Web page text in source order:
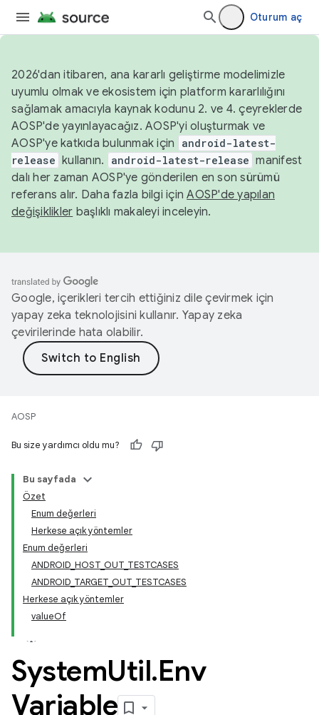
Oturum aç
2026'dan itibaren, ana kararlı geliştirme modelimizle
uyumlu olmak ve ekosistem için platform kararlılığını
sağlamak amacıyla kaynak kodunu 2. ve 4. çeyreklerde
AOSP'de yayınlayacağız. AOSP'yi oluşturmak ve
AOSP'ye katkıda bulunmak için
android-latest-
release kullanın. android-latest-release manifest
dalı her zaman AOSP'ye gönderilen en son sürümü
referans alır. Daha fazla bilgi içinAOSP'de yapılan
değişiklikler başlıklı makaleyi inceleyin.
Google, içerikleri tercih ettiğiniz dile çevirmek için
yapay zeka teknolojisini kullanır. Yapay zeka
çevirilerinde hata olabilir.
AOSP
Bu size yardımcı oldu mu?
Bu sayfada
Özet
Enum değerleri
Herkese açık yöntemler
Enum değerleri
ANDROID_HOST_OUT_TESTCASES
ANDROID_TARGET_OUT_TESTCASES
Herkese açık yöntemler
valueOf
SystemUtil.Env
Variable